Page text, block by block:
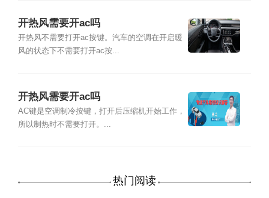
开热风需要开ac吗
开热风不需要打开ac按键。汽车的空调在开启暖
风的状态下不需要打开ac按...
开热风需要开ac吗
AC键是空调制冷按键，打开后压缩机开始工作，
所以制热时不需要打开。...
热门阅读